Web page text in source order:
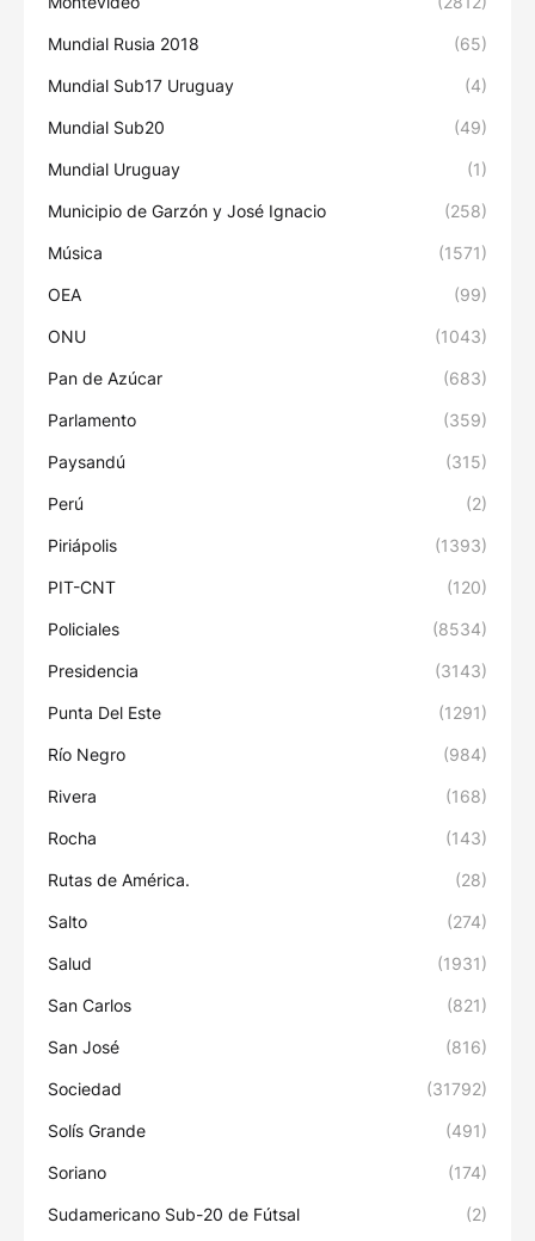
Mundial Rusia 2018 (65)
Mundial Sub17 Uruguay (4)
Mundial Sub20 (49)
Mundial Uruguay (1)
Municipio de Garzón y José Ignacio (258)
Música (1571)
OEA (99)
ONU (1043)
Pan de Azúcar (683)
Parlamento (359)
Paysandú (315)
Perú (2)
Piriápolis (1393)
PIT-CNT (120)
Policiales (8534)
Presidencia (3143)
Punta Del Este (1291)
Río Negro (984)
Rivera (168)
Rocha (143)
Rutas de América. (28)
Salto (274)
Salud (1931)
San Carlos (821)
San José (816)
Sociedad (31792)
Solís Grande (491)
Soriano (174)
Sudamericano Sub-20 de Fútsal (2)